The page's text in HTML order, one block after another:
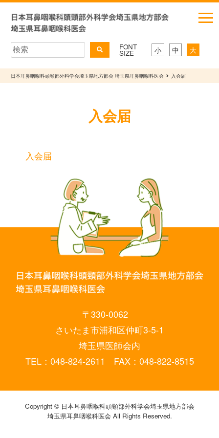
FONT
SIZE 小 中 大
日本耳鼻咽喉科頭頸部外科学会埼玉県地方部会 埼玉県耳鼻咽喉科医会 入会届
入会届
入会届
〒330-0062
さいたま市浦和区仲町3-5-1
埼玉県医師会内
TEL：048-824-2611 FAX：048-822-8515
Copyright © 日本耳鼻咽喉科頭頸部外科学会埼玉県地方部会
埼玉県耳鼻咽喉科医会 All Rights Reserved.